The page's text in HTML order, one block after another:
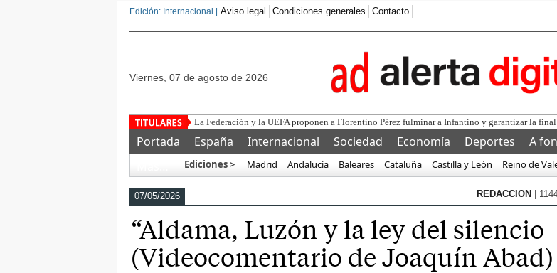
Edición: Internacional | Aviso legal Condiciones generales Contacto
viernes, 07 de agosto de 2026
Portada España Internacional Sociedad Economía Deportes A
Ediciones > Madrid Andalucía Baleares Cataluña Castilla y León Reino de
07/05/2026 REDACCION |
“Aldama, Luzón y la ley del silencio
(Videocomentario de Joaquín Abad)